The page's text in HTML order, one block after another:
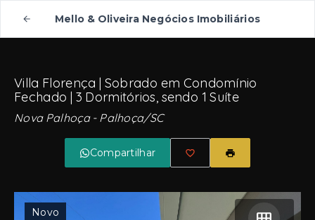
Mello & Oliveira Negócios Imobiliários
Villa Florença | Sobrado em Condomínio
Fechado | 3 Dormitórios, sendo 1 Suíte
Nova Palhoça - Palhoça/SC
Compartilhar
Novo